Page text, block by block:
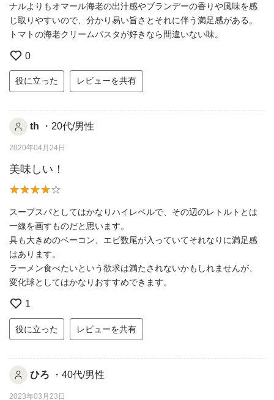
ナルよりもオマール海老の出汁感やブランデーの香りや風味を感
じ取りやすいので、分かり易い旨さとそれに伴う満足感がある。
トマトの海老クリームパスタが好きなら間違いない味。
0
役に立った レビューを共有
th ・20代/男性
2020年04月24日
美味しい！
スープスパとしてはかなりハイレベルで、その辺のレトルトとは
一線を画すものだと思います。
具も大きめのベーコン、エビ数尾が入っていてそれなりに満足感
はあります。
ラーメン食べたいという欲求は満たされないかもしれませんが、
変化球としてはかなりおすすめできます。
1
役に立った レビューを共有
ひろ ・40代/男性
2023年03月23日